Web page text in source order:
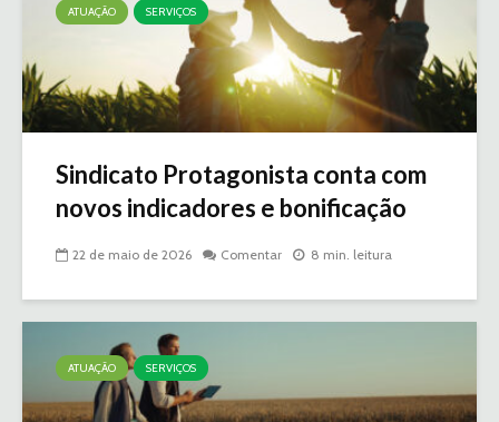
ATUAÇÃO SERVIÇOS
Sindicato Protagonista conta com
novos indicadores e bonificação
22 de maio de 2026 Comentar 8 min. leitura
ATUAÇÃO SERVIÇOS